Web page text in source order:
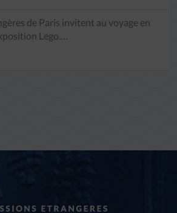
de Paris invitent au voyage en
Lego.…